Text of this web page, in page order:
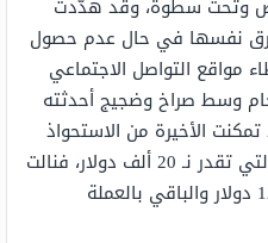
وتحت سطوة، وقد هدّدت
نفسها في حال عدم حصول
مواقع التواصل الاجتماعي
وسط صراخ وضجيج أحدثته
الأخيرة من الاستحواذ
على جزء من أموالها المحتجزة والتي تقدر نـ 20 ألف دولار، فنالت
قرابة الـ 13000 دولار منهم 12000 دولار والباقي بالعملة